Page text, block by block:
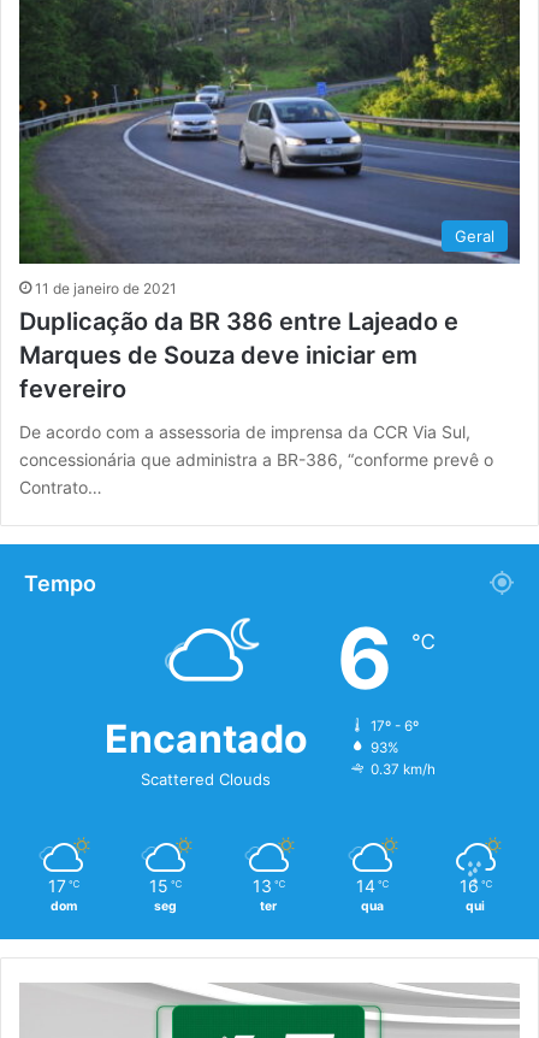
Geral
11 de janeiro de 2021
Duplicação da BR 386 entre Lajeado e
Marques de Souza deve iniciar em
fevereiro
De acordo com a assessoria de imprensa da CCR Via Sul,
concessionária que administra a BR-386, “conforme prevê o
Contrato…
Tempo
Encantado
Scattered Clouds
6 ℃
17º - 6º
93%
0.37 km/h
17 ℃
dom
15 ℃
seg
13 ℃
ter
14 ℃
qua
16 ℃
qui